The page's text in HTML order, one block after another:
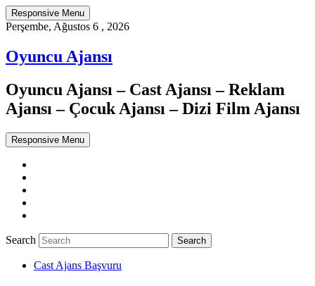
Responsive Menu
Perşembe, Ağustos 6 , 2026
Oyuncu Ajansı
Oyuncu Ajansı – Cast Ajansı – Reklam
Ajansı – Çocuk Ajansı – Dizi Film Ajansı
Responsive Menu
Search
Cast Ajans Başvuru